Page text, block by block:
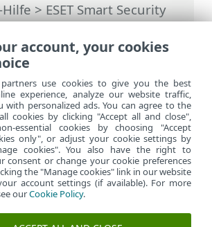
Hilfe>ESET Smart Security
mit ESET Smart
>Einstellungen>
> Phishing-Schutz
anzeigen
account, your cookies
use cookies to give you the best
experience, analyze our website traffic,
with personalized ads. You can agree to the
cookies by clicking "Accept all and close",
essential cookies by choosing "Accept
only", or adjust your cookie settings by
cookies". You also have the right to
consent or change your cookie preferences
the "Manage cookies" link in our website
account settings (if available). For more
ourCookie Policy.